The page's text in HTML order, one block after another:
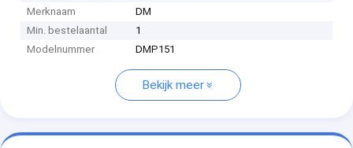
Merknaam
DM
Min. bestelaantal
1
Modelnummer
DMP151
Bekijk meer